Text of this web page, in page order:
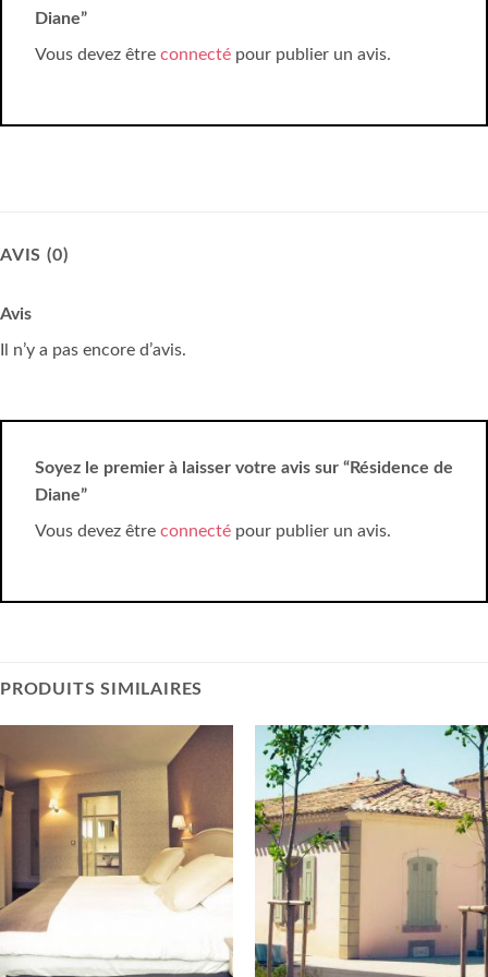
Diane”
Vous devez être connecté pour publier un avis.
AVIS (0)
Avis
Il n’y a pas encore d’avis.
Soyez le premier à laisser votre avis sur “Résidence de
Diane”
Vous devez être connecté pour publier un avis.
PRODUITS SIMILAIRES